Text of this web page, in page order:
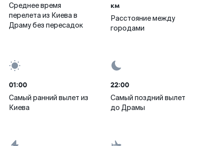
Среднее время
перелета из Киева в
Драму без пересадок
км
Расстояние между
городами
01:00
Самый ранний вылет из
Киева
22:00
Самый поздний вылет
до Драмы